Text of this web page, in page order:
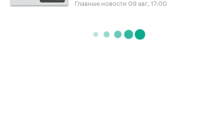
Главные новости 09 авг, 17:00